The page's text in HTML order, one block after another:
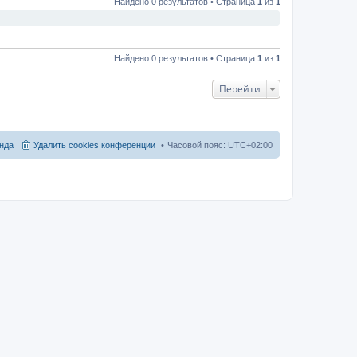
Найдено 0 результатов • Страница 1 из 1
Перейти
Часовой пояс: UTC+02:00
Удалить cookies конференции